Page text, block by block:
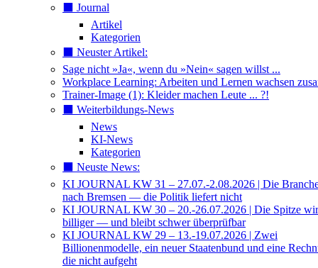
⬛️ Journal
Artikel
Kategorien
⬛️ Neuster Artikel:
Sage nicht »Ja«, wenn du »Nein« sagen willst ...
Workplace Learning: Arbeiten und Lernen wachsen
Trainer-Image (1): Kleider machen Leute ... ?!
⬛️ Weiterbildungs-News
News
KI-News
Kategorien
⬛️ Neuste News:
KI JOURNAL KW 31 – 27.07.-2.08.2026 | Die
nach Bremsen — die Politik liefert nicht
KI JOURNAL KW 30 – 20.-26.07.2026 | Die Spitze
billiger — und bleibt schwer überprüfbar
KI JOURNAL KW 29 – 13.-19.07.2026 | Zwei
Billionenmodelle, ein neuer Staatenbund und eine
die nicht aufgeht